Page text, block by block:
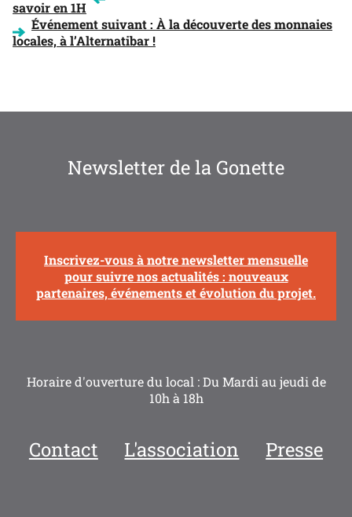
DE
L’ARTICLE
savoir en 1H
Événement suivant : À la découverte des monnaies
locales, à l’Alternatibar !
Newsletter de la Gonette
Inscrivez-vous à notre newsletter mensuelle
pour suivre nos actualités : nouveaux
partenaires, événements et évolution du projet.
Horaire d'ouverture du local : Du Mardi au jeudi de
10h à 18h
Contact L'association Presse